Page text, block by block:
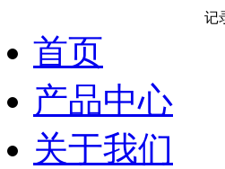
记
首页
产品中心
关于我们